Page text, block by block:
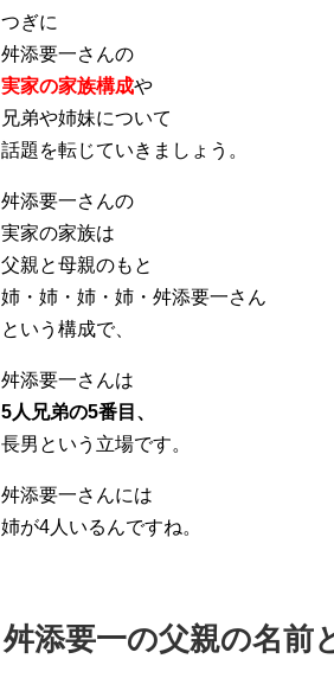
つぎに
舛添要一さんの
実家の家族構成や
兄弟や姉妹について
話題を転じていきましょう。
舛添要一さんの
実家の家族は
父親と母親のもと
姉・姉・姉・姉・舛添要一さん
という構成で、
舛添要一さんは
5人兄弟の5番目、
長男という立場です。
舛添要一さんには
姉が4人いるんですね。
舛添要一の父親の名前